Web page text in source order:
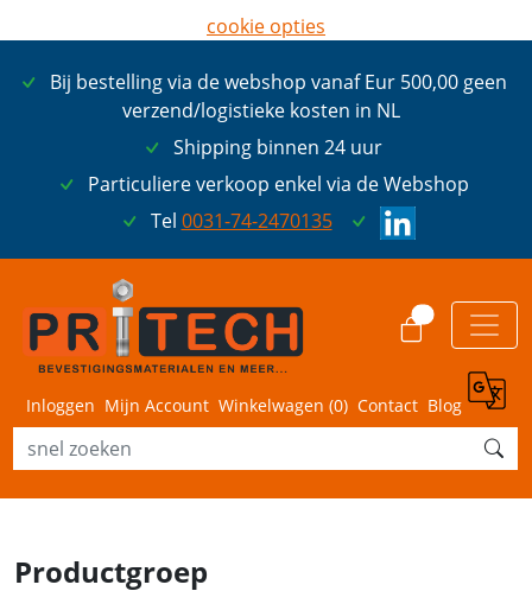
Bij bestelling via de webshop vanaf Eur 500,00 geen
verzend/logistieke kosten in NL
Shipping binnen 24 uur
Particuliere verkoop enkel via de Webshop
Tel 0031-74-2470135
Inloggen Mijn Account Winkelwagen (0) Contact Blog
Productgroep
cookie opties
ik ga akkoord met cookies